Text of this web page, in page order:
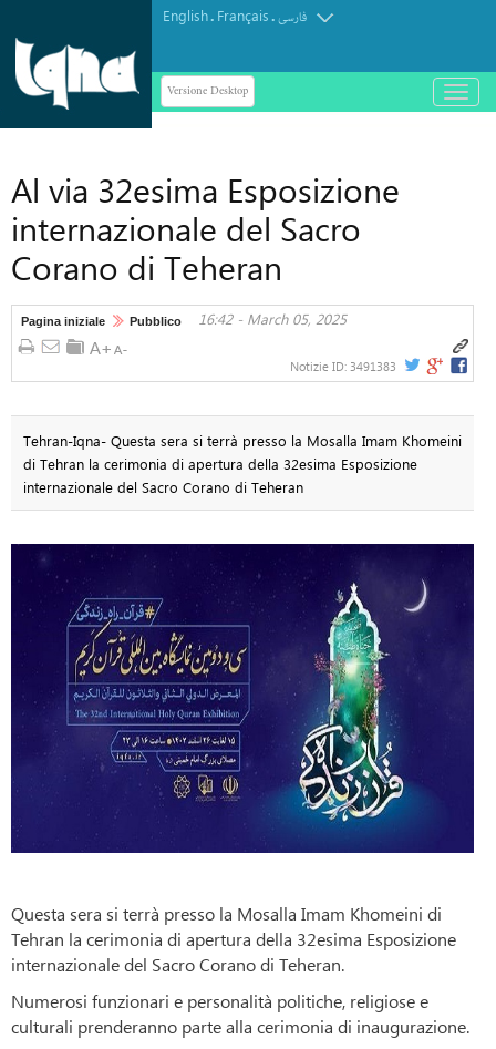
English. Français.فارسی
Versione Desktop
باز
و
Al via 32esima Esposizione
internazionale del Sacro
Corano di Teheran
Pagina iniziale Pubblico 16:42 - March 05, 2025
Notizie ID: 3491383
Tehran-Iqna- Questa sera si terrà presso la Mosalla Imam Khomeini
di Tehran la cerimonia di apertura della 32esima Esposizione
internazionale del Sacro Corano di Teheran
Questa sera si terrà presso la Mosalla Imam Khomeini di
Tehran la cerimonia di apertura della 32esima Esposizione
internazionale del Sacro Corano di Teheran.
Numerosi funzionari e personalità politiche, religiose e
culturali prenderanno parte alla cerimonia di inaugurazione.